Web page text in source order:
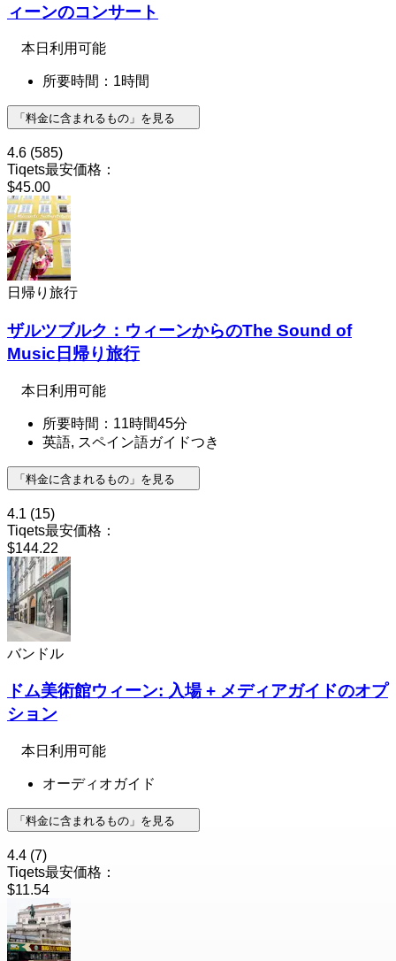
ィーンのコンサート
本日利用可能
所要時間：1時間
「料金に含まれるもの」を見る
4.6 (585)
Tiqets最安価格：
$45.00
日帰り旅行
ザルツブルク：ウィーンからのThe Sound of
Music日帰り旅行
本日利用可能
所要時間：11時間45分
英語, スペイン語ガイドつき
「料金に含まれるもの」を見る
4.1 (15)
Tiqets最安価格：
$144.22
バンドル
ドム美術館ウィーン: 入場 + メディアガイドのオプ
ション
本日利用可能
オーディオガイド
「料金に含まれるもの」を見る
4.4 (7)
Tiqets最安価格：
$11.54